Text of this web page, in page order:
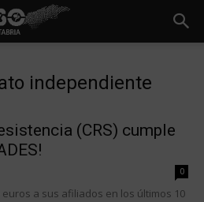
independiente
(CRS) cumple
0
a sus afiliados en los últimos 10